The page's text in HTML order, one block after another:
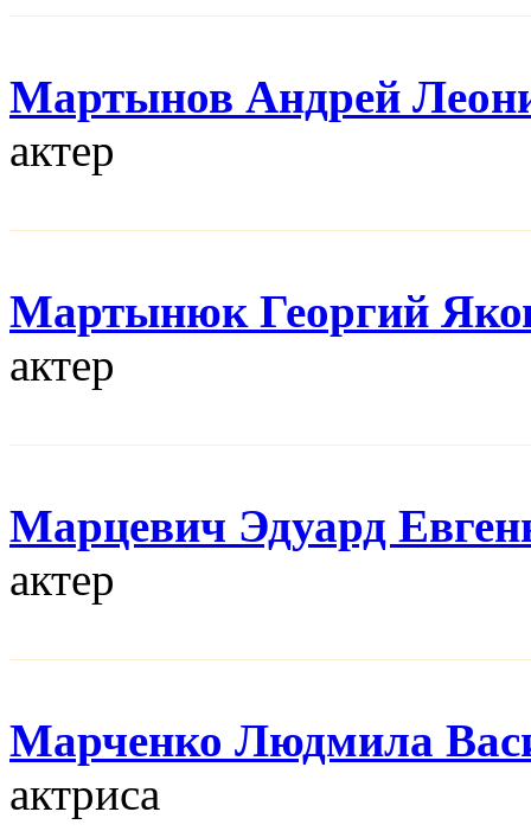
Мартынов Андрей
актер
Мартынюк Георгий
актер
Марцевич Эдуард
актер
Марченко Людмила
актриса